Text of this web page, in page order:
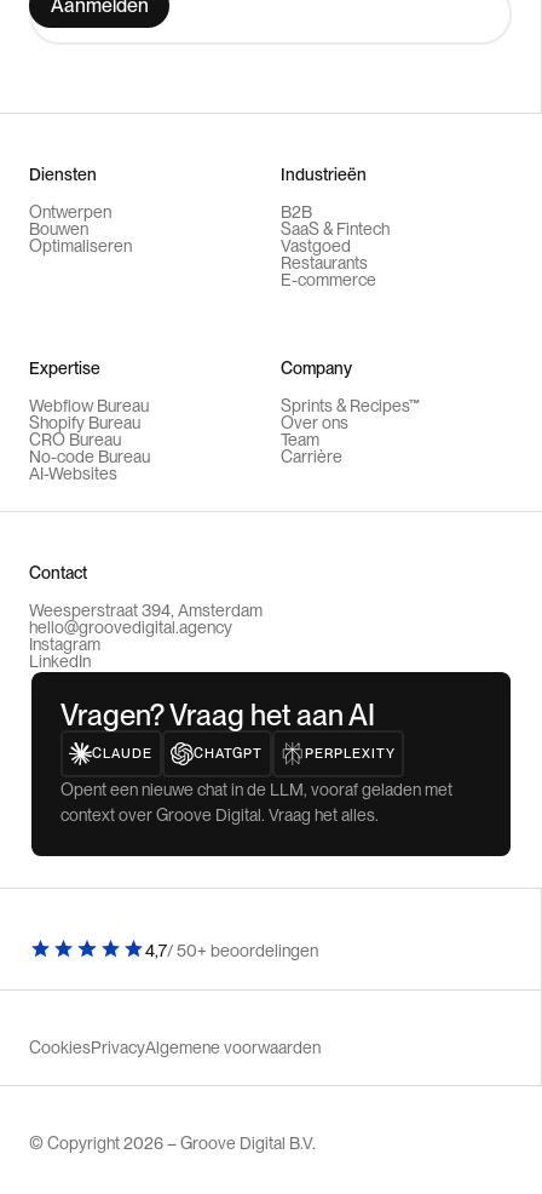
Diensten
Ontwerpen
Bouwen
Optimaliseren
Industrieën
B2B
SaaS & Fintech
Vastgoed
Restaurants
E-commerce
Expertise
Webflow Bureau
Shopify Bureau
CRO Bureau
No-code Bureau
AI-Websites
Company
Sprints & Recipes™
Over ons
Team
Carrière
Contact
Weesperstraat 394, Amsterdam
hello@groovedigital.agency
Instagram
LinkedIn
Vragen? Vraag het aan AI
CLAUDE CHATGPT PERPLEXITY
Opent een nieuwe chat in de LLM, vooraf geladen met
context over Groove Digital. Vraag het alles.
4,7/ 50+ beoordelingen
CookiesPrivacyAlgemene voorwaarden
© Copyright 2026 – Groove Digital B.V.